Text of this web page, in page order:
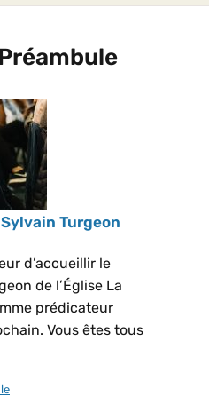
Préambule
Turgeon
d’accueillir le
de l’Église La
prédicateur
Vous êtes tous